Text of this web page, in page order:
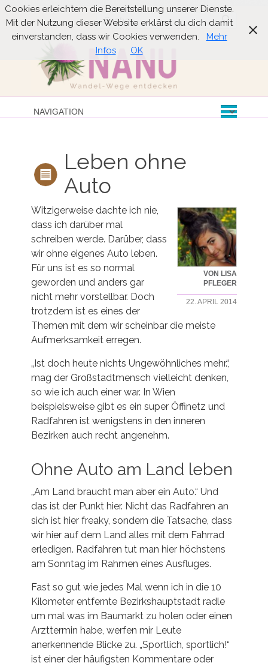
Suche
Leben ohne
Auto
VON LISA
PFLEGER
22. APRIL 2014
Witzigerweise dachte ich nie,
dass ich darüber mal
schreiben werde. Darüber, dass
wir ohne eigenes Auto leben.
Für uns ist es so normal
geworden und anders gar
nicht mehr vorstellbar. Doch
trotzdem ist es eines der
Themen mit dem wir scheinbar die meiste
Aufmerksamkeit erregen.
„Ist doch heute nichts Ungewöhnliches mehr.“,
mag der Großstadtmensch vielleicht denken,
so wie ich auch einer war. In Wien
beispielsweise gibt es ein super Öffinetz und
Radfahren ist wenigstens in den inneren
Bezirken auch recht angenehm.
Ohne Auto am Land leben
„Am Land braucht man aber ein Auto.“ Und
das ist der Punkt hier. Nicht das Radfahren an
sich ist hier freaky, sondern die Tatsache, dass
wir hier auf dem Land alles mit dem Fahrrad
erledigen. Radfahren tut man hier höchstens
am Sonntag im Rahmen eines Ausfluges.
Fast so gut wie jedes Mal wenn ich in die 10
Kilometer entfernte Bezirkshauptstadt radle
um mal was im Baumarkt zu holen oder einen
Arzttermin habe, werfen mir Leute
anerkennende Blicke zu. „Sportlich, sportlich!“
ist einer der häufigsten Kommentare oder
Cookies erleichtern die Bereitstellung unserer Dienste.
Mit der Nutzung dieser Website erklärst du dich damit
einverstanden, dass wir Cookies verwenden.
Mehr
Infos
OK